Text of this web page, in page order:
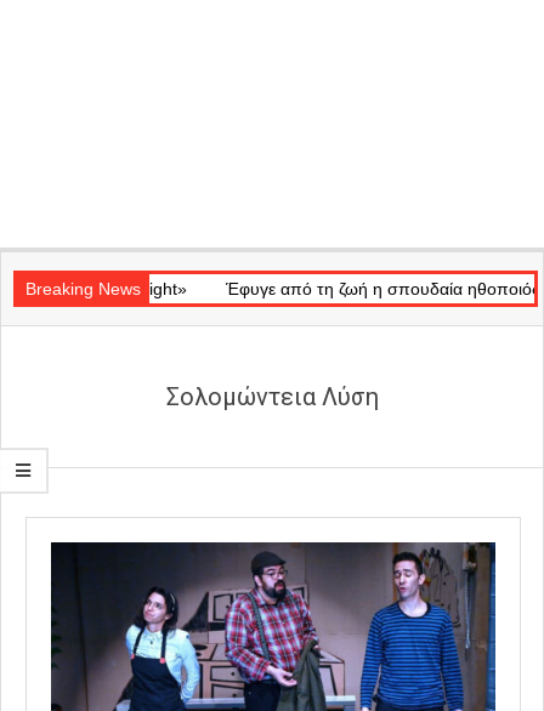
Navigation
Menu
Breaking News
«Ray of Light» Έφυγε από τη ζωή η σπουδαία ηθοποιός Μάρω
Σολομώντεια Λύση